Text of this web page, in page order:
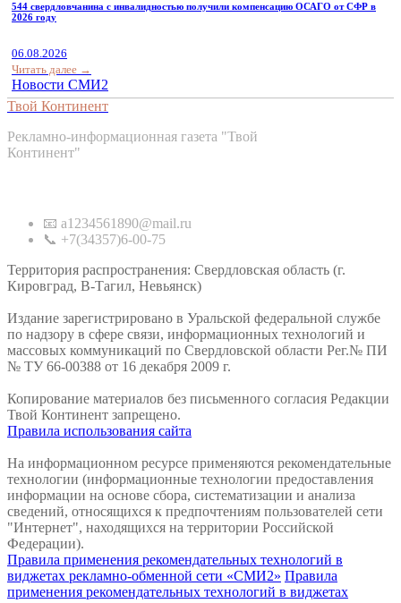
544 свердловчанина с инвалидностью получили компенсацию ОСАГО от СФР в
2026 году
06.08.2026
Читать далее →
Новости СМИ2
Твой Континент
Рекламно-информационная газета "Твой
Континент"
📧 a1234561890@mail.ru
📞 +7(34357)6-00-75
Территория распространения: Свердловская область (г.
Кировград, В-Тагил, Невьянск)
Издание зарегистрировано в Уральской федеральной службе
по надзору в сфере связи, информационных технологий и
массовых коммуникаций по Свердловской области Рег.№ ПИ
№ ТУ 66-00388 от 16 декабря 2009 г.
Копирование материалов без письменного согласия Редакции
Твой Континент запрещено.
Правила использования сайта
На информационном ресурсе применяются рекомендательные
технологии (информационные технологии предоставления
информации на основе сбора, систематизации и анализа
сведений, относящихся к предпочтениям пользователей сети
"Интернет", находящихся на территории Российской
Федерации).
Правила применения рекомендательных технологий в
виджетах рекламно-обменной сети «СМИ2» Правила
применения рекомендательных технологий в виджетах